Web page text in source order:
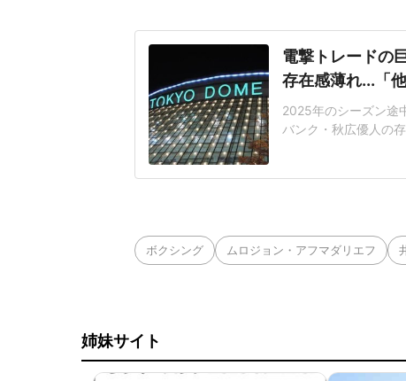
電撃トレードの
存在感薄れ...「
2025年のシーズン途
バンク・秋広優人の
いリチャードはソフ
いた長打力を評価さ
ボクシング ムロジョン・アフマダリエフ
姉妹サイト